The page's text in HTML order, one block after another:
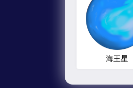
海王星